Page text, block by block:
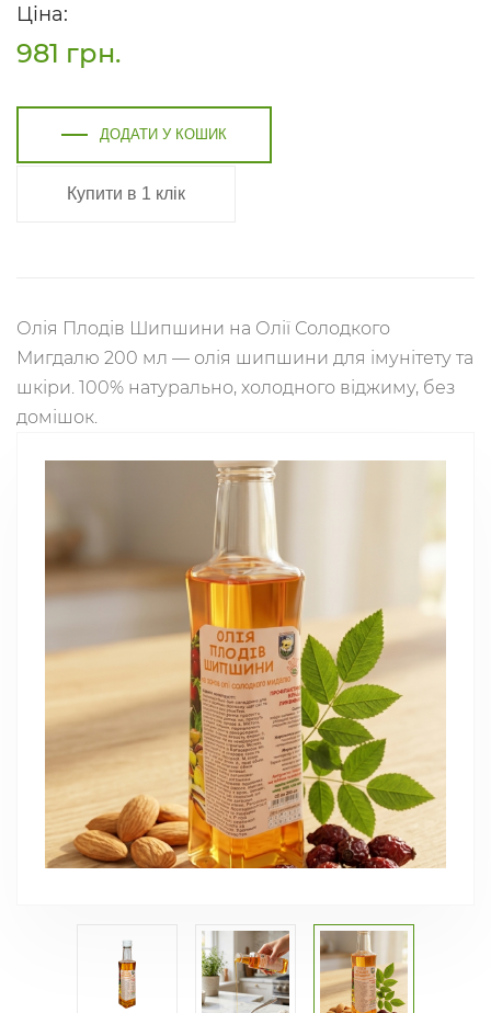
Ціна:
981 грн.
ДОДАТИ У КОШИК
Купити в 1 клік
Олія Плодів Шипшини на Олії Солодкого
Мигдалю 200 мл — олія шипшини для імунітету та
шкіри. 100% натурально, холодного віджиму, без
домішок.